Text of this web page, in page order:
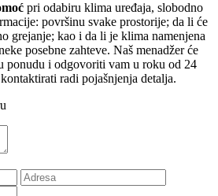
pri odabiru klima uređaja, slobodno
površinu svake prostorije; da li će
grejanje; kao i da li je klima namenjena
posebne zahteve. Naš menadžer će
ponudu i odgovoriti vam u roku od 24
radi pojašnjenja detalja.